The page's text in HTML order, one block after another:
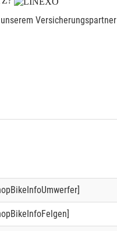
Versicherungspartner